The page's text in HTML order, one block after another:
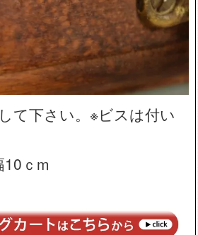
て下さい。※ビスは付い
10ｃm